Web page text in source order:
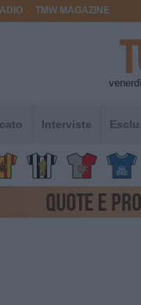
TMW MAGAZINE
Interviste